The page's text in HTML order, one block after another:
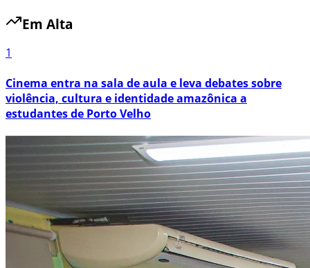
Em Alta
1
Cinema entra na sala de aula e leva debates sobre
violência, cultura e identidade amazônica a
estudantes de Porto Velho